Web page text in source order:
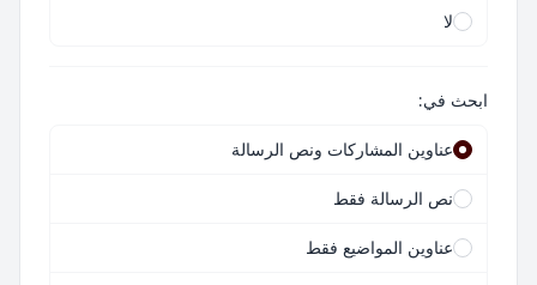
لا
ابحث في:
عناوين المشاركات ونص الرسالة
نص الرسالة فقط
عناوين المواضيع فقط